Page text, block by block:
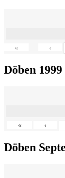
« ‹
Döben 1999
« ‹
Döben